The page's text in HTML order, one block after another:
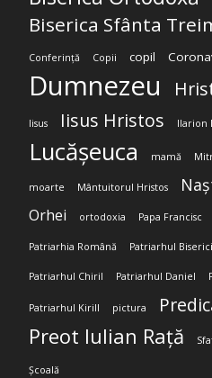
Biserica Sfânta
Conferință Copii copil
Dumnezeu
Iisus Iisus Hristos Ilarion
Lucășeuca mamă
moarte Mântuitorul Hristos
Orhei ortodoxia Papa Francisc
Patriarhia Română Patriarhul
Patriarhul Chiril Patriarhul Daniel
Patriarhul Kirill pictura
Preot Iulian Rață
Școală